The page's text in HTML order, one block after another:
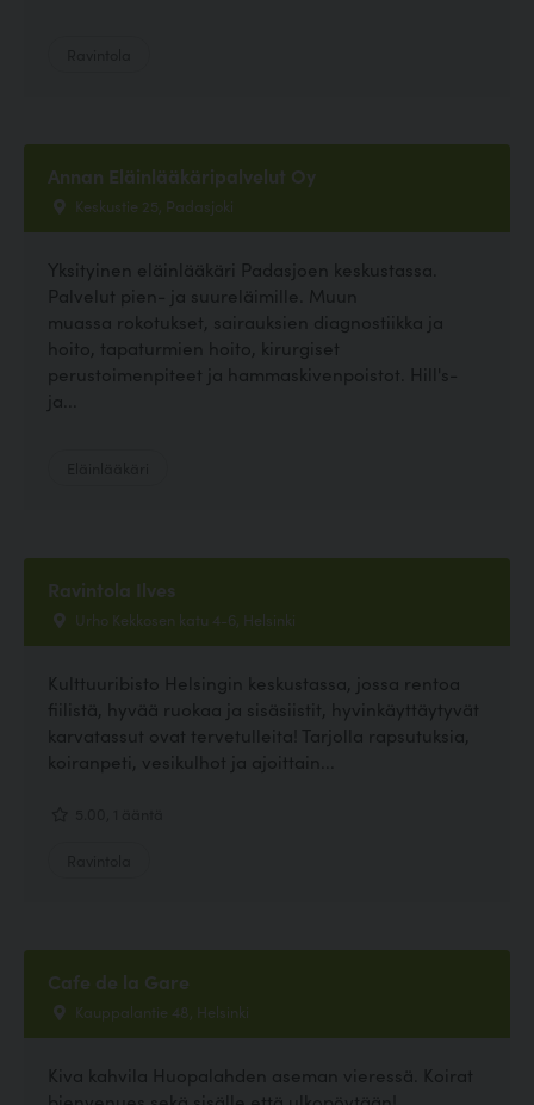
Annan Eläinlääkäripalvelut Oy
Keskustie 25, Padasjoki
Yksityinen eläinlääkäri Padasjoen keskustassa.
Palvelut pien- ja suureläimille. Muun
muassa rokotukset, sairauksien diagnostiikka ja
hoito, tapaturmien hoito, kirurgiset
perustoimenpiteet ja hammaskivenpoistot. Hill's-
ja...
Ravintola Ilves
Urho Kekkosen katu 4-6, Helsinki
Kulttuuribisto Helsingin keskustassa, jossa rentoa
fiilistä, hyvää ruokaa ja sisäsiistit, hyvinkäyttäytyvät
karvatassut ovat tervetulleita! Tarjolla rapsutuksia,
koiranpeti, vesikulhot ja ajoittain...
Cafe de la Gare
Kauppalantie 48, Helsinki
Kiva kahvila Huopalahden aseman vieressä. Koirat